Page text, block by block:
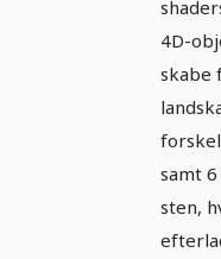
4D-
skabe
samt
sten,